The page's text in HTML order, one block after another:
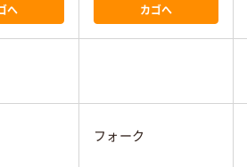
へ カゴへ
フォーク